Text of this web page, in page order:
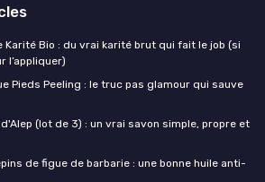
Karité Bio : du vrai karité brut qui fait le job (si
l’appliquer)
Pieds Peeling : le truc pas glamour qui sauve
(lot de 3) : un vrai savon simple, propre et
de figue de barbarie : une bonne huile anti-